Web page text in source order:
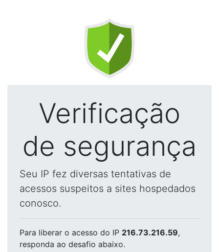
Verificação
de segurança
Seu IP fez diversas tentativas de
acessos suspeitos a sites hospedados
conosco.
Para liberar o acesso do IP 216.73.216.59,
responda ao desafio abaixo.